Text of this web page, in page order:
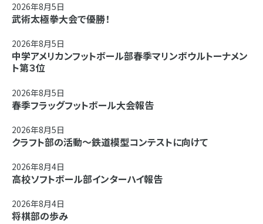
2026年8月5日
武術太極拳大会で優勝！
2026年8月5日
中学アメリカンフットボール部春季マリンボウルトーナメン
ト第３位
2026年8月5日
春季フラッグフットボール大会報告
2026年8月5日
クラフト部の活動～鉄道模型コンテストに向けて
2026年8月4日
高校ソフトボール部インターハイ報告
2026年8月4日
将棋部の歩み